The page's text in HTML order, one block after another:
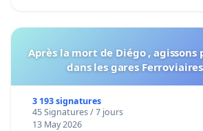
Après la mort de Diégo ,
dans les gares Ferroviaires
3 193 signatures
45 Signatures / 7 jours
13 May 2026